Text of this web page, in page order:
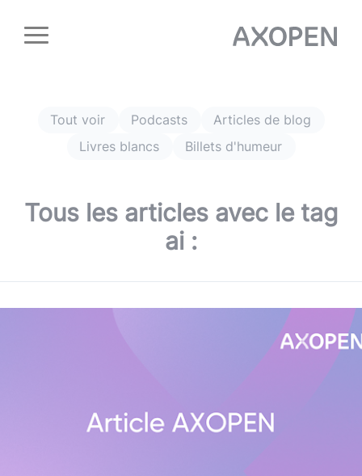
Tout voir Podcasts
Articles de blog
Livres blancs
Billets d'humeur
Tous les articles avec le tag
ai :